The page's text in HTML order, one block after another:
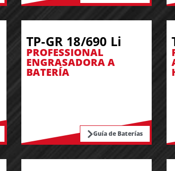
TP-GR 18/690 Li
PROFESSIONAL
ENGRASADORA A
BATERÍA
Guía de Baterías